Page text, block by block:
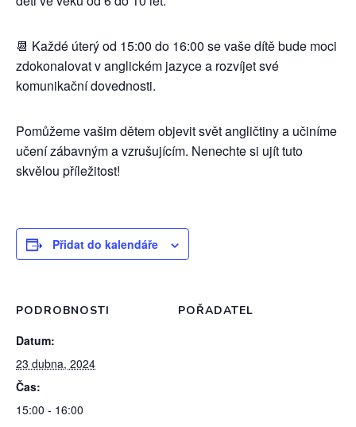
📆 Každé úterý od 15:00 do 16:00 se vaše dítě bude moci
zdokonalovat v anglickém jazyce a rozvíjet své
komunikační dovednosti.
Pomůžeme vašim dětem objevit svět angličtiny a učiníme
učení zábavným a vzrušujícím. Nenechte si ujít tuto
skvělou příležitost!
Přidat do kalendáře
PODROBNOSTI
Datum:
23 dubna, 2024
Čas:
15:00 - 16:00
POŘADATEL